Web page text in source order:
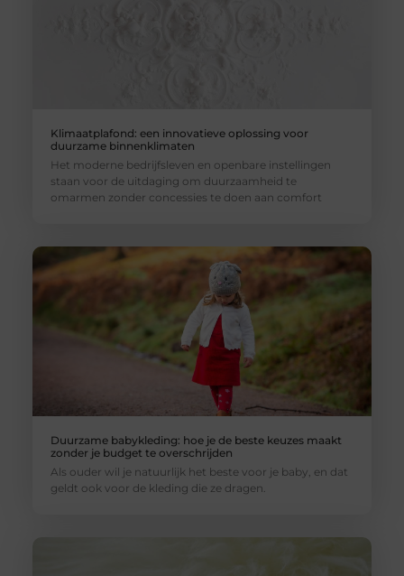
Klimaatplafond: een innovatieve oplossing voor
duurzame binnenklimaten
Het moderne bedrijfsleven en openbare instellingen
staan voor de uitdaging om duurzaamheid te
omarmen zonder concessies te doen aan comfort
Duurzame babykleding: hoe je de beste keuzes maakt
zonder je budget te overschrijden
Als ouder wil je natuurlijk het beste voor je baby, en dat
geldt ook voor de kleding die ze dragen.